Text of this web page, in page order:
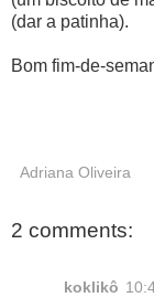
(dar a patinha).
Bom fim-de-
Adriana Oliveira
2 comments:
koklikô